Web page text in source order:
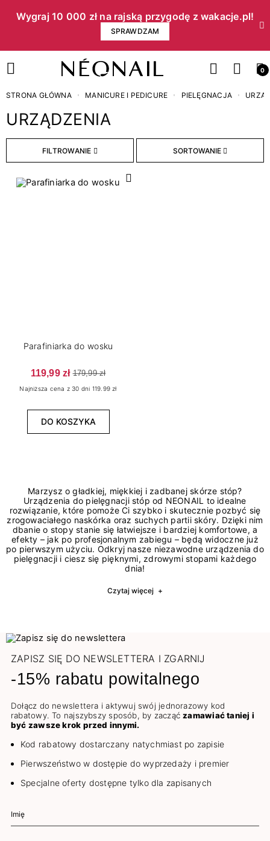
Wygraj 10 000 zł na rajską przygodę z wakacje.pl!​
SPRAWDZAM
0
WYCZYŚĆ
STRONA GŁÓWNA MANICURE I PEDICURE PIELĘGNACJA
URZĄDZENIA
FILTROWANIE SORTOWANIE
Parafiniarka do wosku
119,99 zł 179,99 zł
Najniższa cena z 30 dni 119.99 zł
DO KOSZYKA
Marzysz o gładkiej, miękkiej i zadbanej skórze stóp?
Urządzenia do pielęgnacji stóp od NEONAIL to idealne
rozwiązanie, które pomoże Ci szybko i skutecznie pozbyć się
zrogowaciałego naskórka oraz suchych partii skóry. Dzięki nim
dbanie o stopy stanie się łatwiejsze i bardziej komfortowe, a
efekty – jak po profesjonalnym zabiegu – będą widoczne już
po pierwszym użyciu. Odkryj nasze niezawodne urządzenia do
pielęgnacji i ciesz się pięknymi, zdrowymi stopami każdego
dnia!
Czytaj więcej +
ZAPISZ SIĘ DO NEWSLETTERA I ZGARNIJ
-15% rabatu powitalnego
Dołącz do newslettera i aktywuj swój jednorazowy kod
rabatowy. To najszybszy sposób, by zacząćzamawiać taniej i
być zawsze krok przed innymi.
Kod rabatowy dostarczany natychmiast po zapisie
Pierwszeństwo w dostępie do wyprzedaży i premier
Specjalne oferty dostępne tylko dla zapisanych